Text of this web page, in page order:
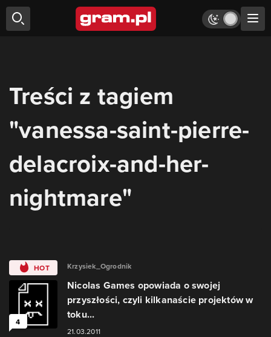
Treści z tagiem
"vanessa-saint-pierre-
delacroix-and-her-
nightmare"
HOT
4
Krzysiek_Ogrodnik
Nicolas Games opowiada o swojej
przyszłości, czyli kilkanaście projektów w
toku...
21.03.2011